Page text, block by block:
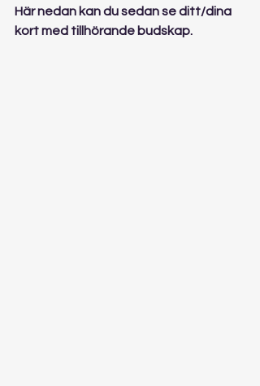
Här nedan kan du sedan se ditt/dina
kort med tillhörande budskap.